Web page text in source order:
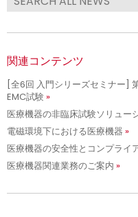
関連コンテンツ
[全6回 入門シリーズセミナー]
EMC試験
医療機器の非臨床試験ソリュー
電磁環境下における医療機器
医療機器の安全性とコンプライ
医療機器関連業務のご案内